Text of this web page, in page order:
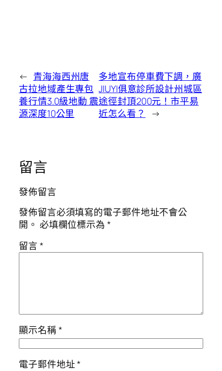
← 青海海西州唐
古拉地域產生專包
養行情3.0級地動 震
源深度10公里
多地宣布停車費下調，廣
JIUYI俱意診所設計州城區
途徑封頂200元！市平易
近怎么看？
→
留言
發佈留言
發佈留言必須填寫的電子郵件地址不會公
開。 必填欄位標示為*
留言*
顯示名稱*
電子郵件地址*